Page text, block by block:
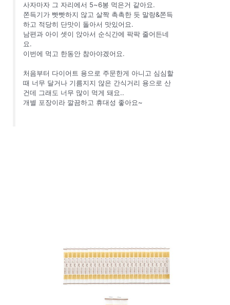
사자마자 그 자리에서 5~6봉 먹은거 같아요.
쫀득기가 빳빳하지 않고 살짝 촉촉한 듯 말랑&쫀득
하고 적당히 단맛이 돌아서 맛있어요.
남편과 아이 셋이 앉아서 순식간에 팍팍 줄어든네
요.
이번에 먹고 한동안 참아야겠어요.
처음부터 다이어트 용으로 주문한게 아니고 심심할
때 너무 달거나 기름지지 않은 간식거리 용으로 산
건데 그래도 너무 많이 먹게 돼요..
개별 포장이라 깔끔하고 휴대성 좋아요~